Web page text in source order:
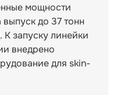
мощности
до 37 тонн
К запуску линейки
внедрено
для skin-